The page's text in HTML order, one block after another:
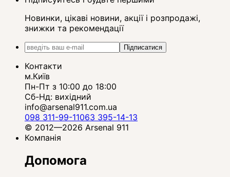
Новинки, цікаві новини, акції і розпродажі,
знижки та рекомендації
Підписатися
Контакти
м.Київ
Пн-Пт з 10:00 до 18:00
Сб-Нд: вихідний
info@arsenal911.com.ua
098 311-99-11063 395-14-13
© 2012—2026 Arsenal 911
Компанія
Допомога